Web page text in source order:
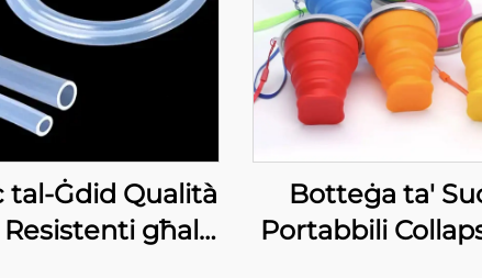
tal-Ġdid Qualità
Resistenti għall-
Botteġa ta'
Portabbili